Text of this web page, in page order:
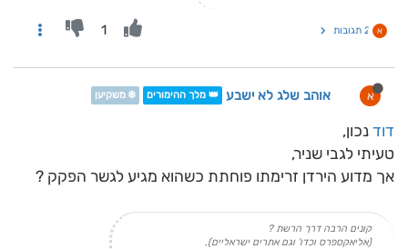
א 2 תגובות 1
א אוהב שלג לא ישבע 👑 מלך ההימורים ❄️ משקיען
דוד נכון,
טעיתי לגבי שניר,
אך מדוע הירדן זרימתו פוחתת כשהוא מגיע לגשר הפקק ?
קונים הרבה דרך הרשת ?
(אליאקספרס וכדו' וגם אתרים ישראליים),